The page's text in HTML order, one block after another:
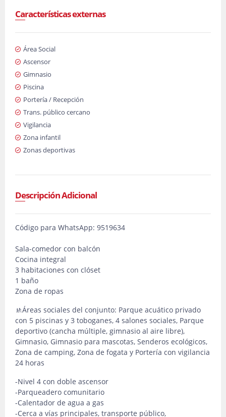
Características externas
Área Social
Ascensor
Gimnasio
Piscina
Portería / Recepción
Trans. público cercano
Vigilancia
Zona infantil
Zonas deportivas
Descripción Adicional
Código para WhatsApp: 9519634
Sala-comedor con balcón
Cocina integral
3 habitaciones con clóset
1 baño
Zona de ropas
🚸Áreas sociales del conjunto: Parque acuático privado
con 5 piscinas y 3 toboganes, 4 salones sociales, Parque
deportivo (cancha múltiple, gimnasio al aire libre),
Gimnasio, Gimnasio para mascotas, Senderos ecológicos,
Zona de camping, Zona de fogata y Portería con vigilancia
24 horas
-Nivel 4 con doble ascensor
-Parqueadero comunitario
-Calentador de agua a gas
-Cerca a vías principales, transporte público,